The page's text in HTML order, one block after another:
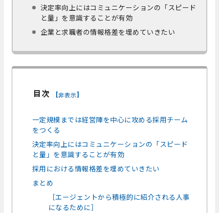
決定率向上にはコミュニケーションの「スピード
と量」を意識することが有効
企業と求職者の情報格差を埋めていきたい
目次 [非表示]
一定規模までは経営陣を中心に攻める採用チーム
をつくる
決定率向上にはコミュニケーションの「スピード
と量」を意識することが有効
採用における情報格差を埋めていきたい
まとめ
［エージェントから積極的に紹介される人事
になるために］